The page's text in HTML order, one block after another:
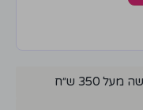
350 ש״ח